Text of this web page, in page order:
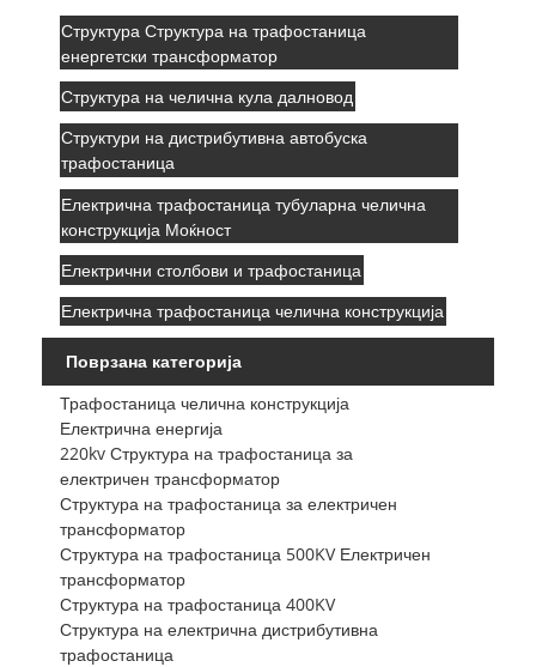
Структура Структура на трафостаница
енергетски трансформатор
Структура на челична кула далновод
Структури на дистрибутивна автобуска
трафостаница
Електрична трафостаница тубуларна челична
конструкција Моќност
Електрични столбови и трафостаница
Електрична трафостаница челична конструкција
Поврзана категорија
Трафостаница челична конструкција
Електрична енергија
220kv Структура на трафостаница за
електричен трансформатор
Структура на трафостаница за електричен
трансформатор
Структура на трафостаница 500KV Електричен
трансформатор
Структура на трафостаница 400KV
Структура на електрична дистрибутивна
трафостаница